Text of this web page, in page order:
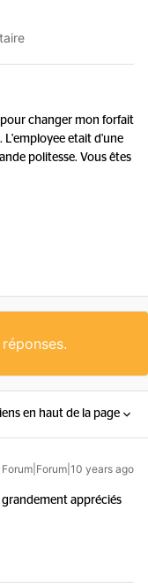
pour changer mon forfait
L'employee etait d'une
politesse. Vous êtes
en haut de la page
Forum|Forum|10 years ago
appréciés